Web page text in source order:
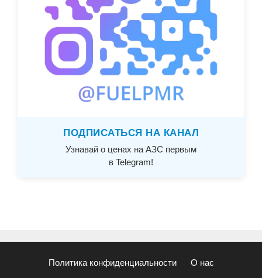
ПОДПИСАТЬСЯ НА КАНАЛ
Узнавай о ценах на АЗС первым
в Telegram!
Политика конфиденциальности О нас